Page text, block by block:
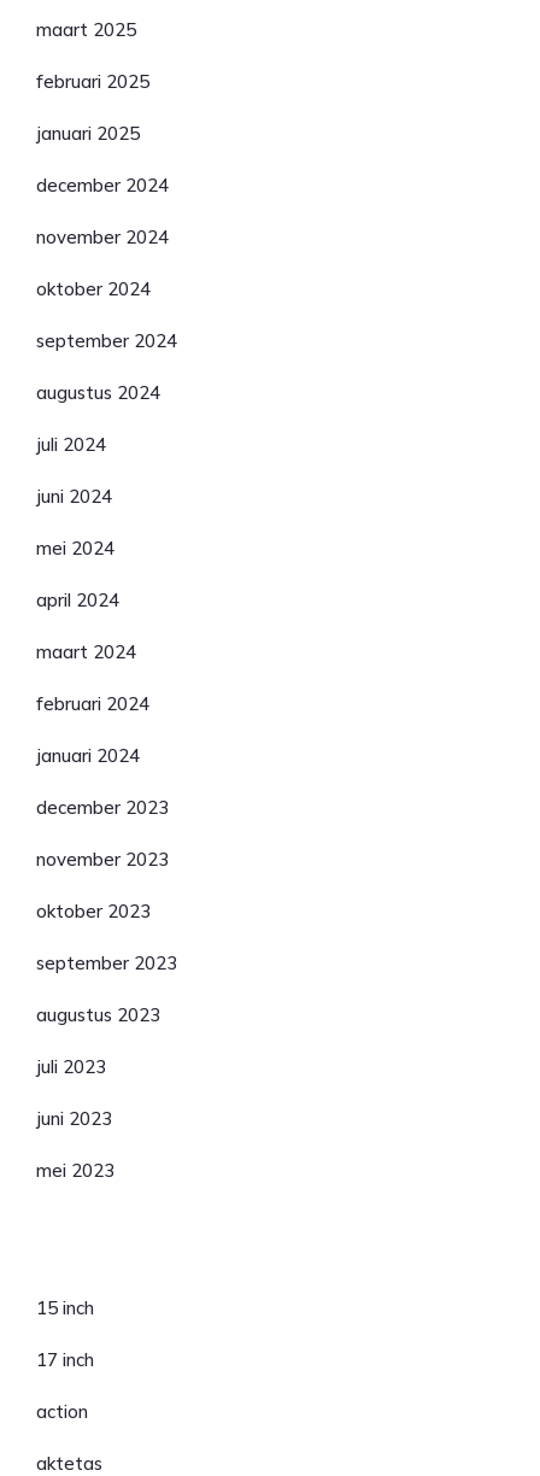
maart 2025
februari 2025
januari 2025
december 2024
november 2024
oktober 2024
september 2024
augustus 2024
juli 2024
juni 2024
mei 2024
april 2024
maart 2024
februari 2024
januari 2024
december 2023
november 2023
oktober 2023
september 2023
augustus 2023
juli 2023
juni 2023
mei 2023
15 inch
17 inch
action
aktetas